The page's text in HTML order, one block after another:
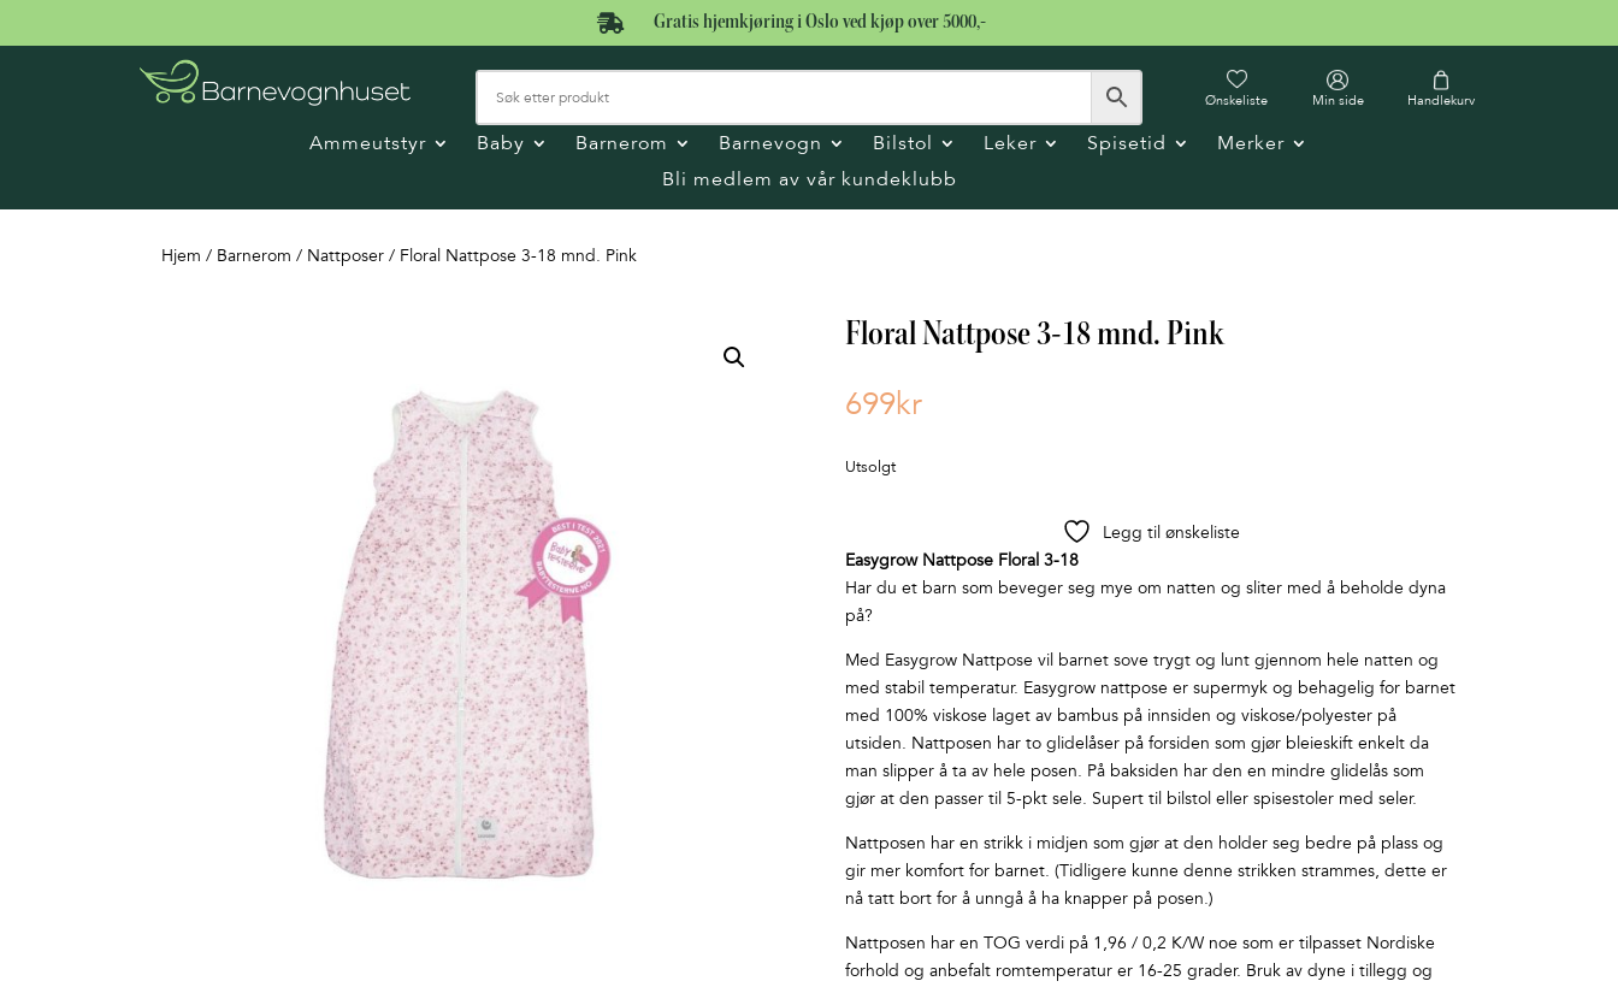
 Gratis hjemkjøring i Oslo ved kjøp over 5000,-
Ønskeliste Min side Handlekurv
Ammeutstyr Baby Barnerom Barnevogn Bilstol Leker Spisetid
Merker
Bli medlem av vår kundeklubb
Hjem / Barnerom / Nattposer / Floral Nattpose 3-18 mnd. Pink
Floral Nattpose 3-18 mnd. Pink
699kr
Utsolgt
Legg til ønskeliste
Easygrow Nattpose Floral 3-18
Har du et barn som beveger seg mye om natten og sliter med å beholde dyna
på?
Med Easygrow Nattpose vil barnet sove trygt og lunt gjennom hele natten og
med stabil temperatur. Easygrow nattpose er supermyk og behagelig for barnet
med 100% viskose laget av bambus på innsiden og viskose/polyester på
utsiden. Nattposen har to glidelåser på forsiden som gjør bleieskift enkelt da
man slipper å ta av hele posen. På baksiden har den en mindre glidelås som
gjør at den passer til 5-pkt sele. Supert til bilstol eller spisestoler med seler.
Nattposen har en strikk i midjen som gjør at den holder seg bedre på plass og
gir mer komfort for barnet. (Tidligere kunne denne strikken strammes, dette er
nå tatt bort for å unngå å ha knapper på posen.)
Nattposen har en TOG verdi på 1,96 / 0,2 K/W noe som er tilpasset Nordiske
forhold og anbefalt romtemperatur er 16-25 grader. Bruk av dyne i tillegg og